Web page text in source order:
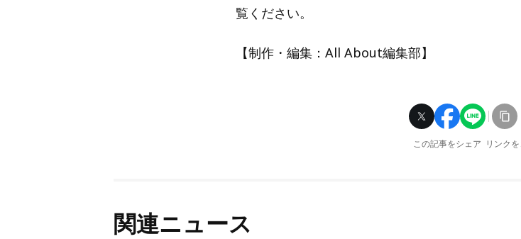
覧ください。
【制作・編集：All About編集部】
この記事をシェア リンク
関連ニュース